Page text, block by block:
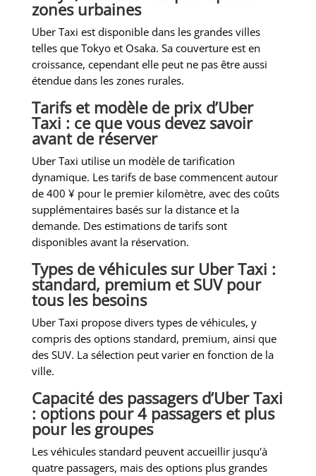
zones urbaines
Uber Taxi est disponible dans les grandes villes
telles que Tokyo et Osaka. Sa couverture est en
croissance, cependant elle peut ne pas être aussi
étendue dans les zones rurales.
Tarifs et modèle de prix d’Uber
Taxi : ce que vous devez savoir
avant de réserver
Uber Taxi utilise un modèle de tarification
dynamique. Les tarifs de base commencent autour
de 400 ¥ pour le premier kilomètre, avec des coûts
supplémentaires basés sur la distance et la
demande. Des estimations de tarifs sont
disponibles avant la réservation.
Types de véhicules sur Uber Taxi :
standard, premium et SUV pour
tous les besoins
Uber Taxi propose divers types de véhicules, y
compris des options standard, premium, ainsi que
des SUV. La sélection peut varier en fonction de la
ville.
Capacité des passagers d’Uber Taxi
: options pour 4 passagers et plus
pour les groupes
Les véhicules standard peuvent accueillir jusqu'à
quatre passagers, mais des options plus grandes